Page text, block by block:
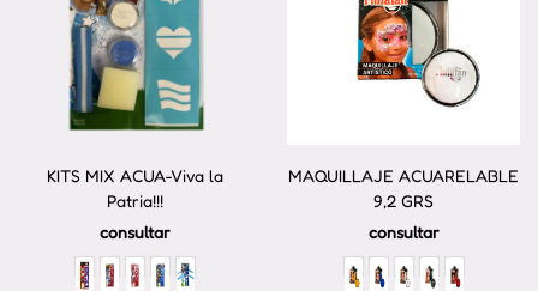
KITS MIX ACUA-Viva la
Patria!!!
consultar
MAQUILLAJE ACUARELABLE
9,2 GRS
consultar